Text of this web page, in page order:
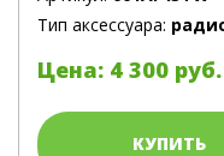
Тип аксессуара:
Цена: 4 300 руб.
КУПИТЬ